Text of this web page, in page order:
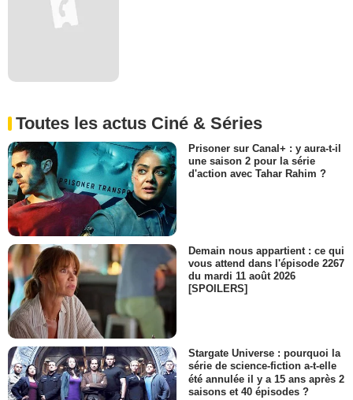
Toutes les actus Ciné & Séries
Prisoner sur Canal+ : y aura-t-il
une saison 2 pour la série
d'action avec Tahar Rahim ?
Demain nous appartient : ce qui
vous attend dans l'épisode 2267
du mardi 11 août 2026
[SPOILERS]
Stargate Universe : pourquoi la
série de science-fiction a-t-elle
été annulée il y a 15 ans après 2
saisons et 40 épisodes ?